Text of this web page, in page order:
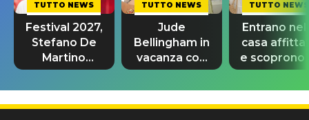
TUTTO NEWS
Festival 2027,
Stefano De
Martino
rivoluziona
Sanremo
Giovani
TUTTO NEWS
Jude
Bellingham in
vacanza con
la fidanzata
Ashlyn
Castro: chi è
TUTTO NEWS
Entrano
casa
e scoprono
essere già
sul muro